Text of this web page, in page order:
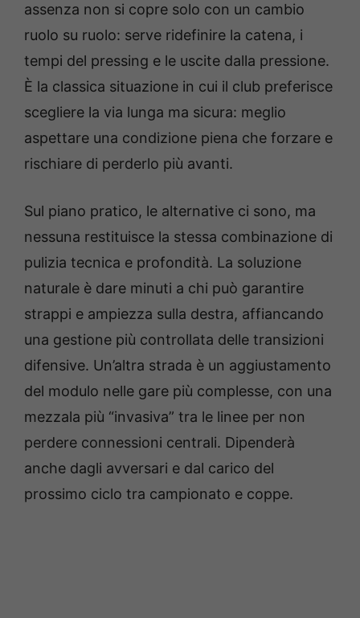
assenza non si copre solo con un cambio
ruolo su ruolo: serve ridefinire la catena, i
tempi del pressing e le uscite dalla pressione.
È la classica situazione in cui il club preferisce
scegliere la via lunga ma sicura: meglio
aspettare una condizione piena che forzare e
rischiare di perderlo più avanti.
Sul piano pratico, le alternative ci sono, ma
nessuna restituisce la stessa combinazione di
pulizia tecnica e profondità. La soluzione
naturale è dare minuti a chi può garantire
strappi e ampiezza sulla destra, affiancando
una gestione più controllata delle transizioni
difensive. Un’altra strada è un aggiustamento
del modulo nelle gare più complesse, con una
mezzala più “invasiva” tra le linee per non
perdere connessioni centrali. Dipenderà
anche dagli avversari e dal carico del
prossimo ciclo tra campionato e coppe.